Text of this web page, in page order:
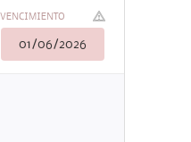
VENCIMIENTO
01/06/2026